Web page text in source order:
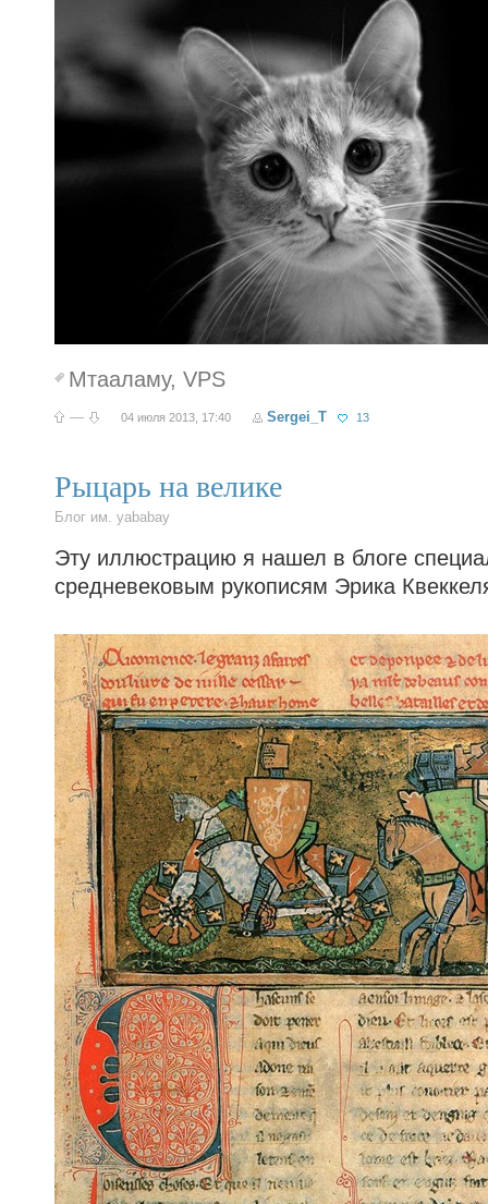
Мтааламу, VPS
— 04 июля 2013, 17:40 Sergei_T 13
Рыцарь на велике
Блог им. yababay
Эту иллюстрацию я нашел в блоге
средневековым рукописям Эрика